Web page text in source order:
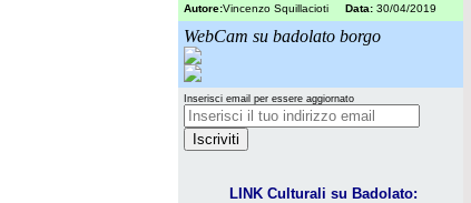
Autore:Vincenzo Squillacioti Data: 30/04/2019
WebCam su badolato borgo
Inserisci email per essere aggiornato
LINK Culturali su Badolato: